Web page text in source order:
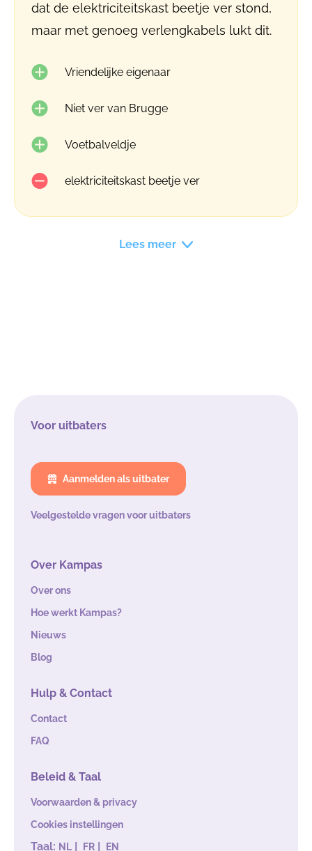
dat de elektriciteitskast beetje ver stond,
maar met genoeg verlengkabels lukt dit.
Vriendelijke eigenaar
Niet ver van Brugge
Voetbalveldje
elektriciteitskast beetje ver
Lees meer
Voor uitbaters
Aanmelden als uitbater
Veelgestelde vragen voor uitbaters
Over Kampas
Over ons
Hoe werkt Kampas?
Nieuws
Blog
Hulp & Contact
Contact
FAQ
Beleid & Taal
Voorwaarden & privacy
Cookies instellingen
Taal: NL | FR | EN